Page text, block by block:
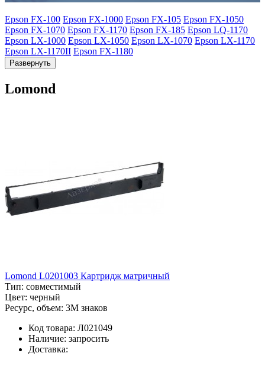
Epson FX-100 Epson FX-1000 Epson FX-105 Epson FX-1050
Epson FX-1070 Epson FX-1170 Epson FX-185 Epson LQ-1170
Epson LX-1000 Epson LX-1050 Epson LX-1070 Epson LX-1170
Epson LX-1170II Epson FX-1180
Развернуть
Lomond
Lomond L0201003 Картридж матричный
Тип: совместимый
Цвет: черный
Ресурс, объем: 3M знаков
Код товара: Л021049
Наличие: запросить
Доставка: